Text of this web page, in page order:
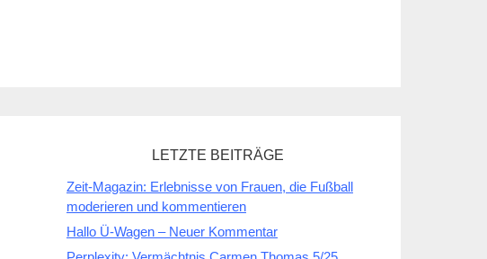
LETZTE BEITRÄGE
Zeit-Magazin: Erlebnisse von Frauen, die Fußball
moderieren und kommentieren
Hallo Ü-Wagen – Neuer Kommentar